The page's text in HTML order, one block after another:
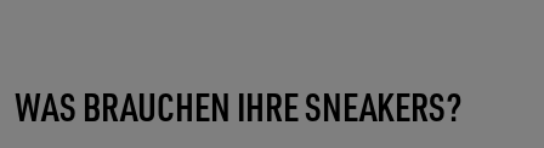
WAS BRAUCHEN IHRE SNEAKERS?